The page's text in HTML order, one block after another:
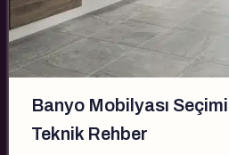
Banyo Mobilyası
Teknik Rehber